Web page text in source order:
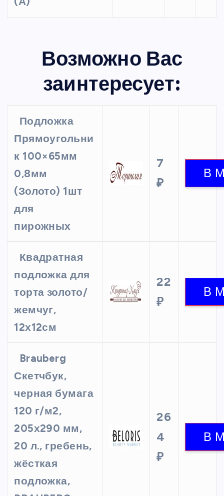
Возможно Вас
заинтересует:
Подложка
Прямоугольни
к 100×65мм
0,8мм
(Золото) 1шт
для
пирожных
7
₽
Квадратная
подложка для
торта золото/
жемчуг,
12х12см
22
₽
Brauberg
Скетчбук,
черная бумага
120 г/м2,
205х290 мм,
20 л., гребень,
жёсткая
подложка,
26
4
₽